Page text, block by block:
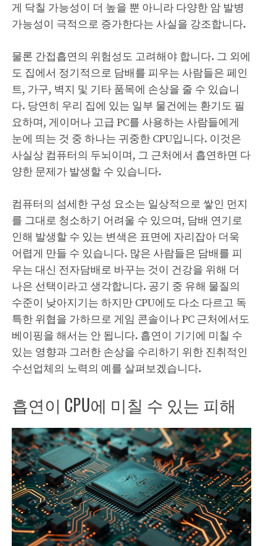
게 닥칠 가능성이 더 높을 뿐 아니라 다양한 암 발병
가능성이 극적으로 증가한다는 사실을 강조합니다.
물론 간접흡연의 위험성도 고려해야 합니다. 그 외에
도 집에서 정기적으로 담배를 피우는 사람들은 페인
트, 가구, 벽지 및 기타 품목에 손상을 줄 수 있습니
다. 당연히 우리 집에 있는 일부 물건에는 환기도 필
요하며, 게이머나 고급 PC를 사용하는 사람들에게
눈에 띄는 것 중 하나는 귀중한 CPU입니다. 이것은
사실상 컴퓨터의 두뇌이며, 그 근처에서 흡연하면 다
양한 문제가 발생할 수 있습니다.
컴퓨터의 섬세한 구성 요소는 일상적으로 쌓인 먼지
를 그대로 청소하기 어려울 수 있으며, 담배 연기로
인해 발생할 수 있는 변색은 표면에 자리잡아 더욱
어렵게 만들 수 있습니다. 많은 사람들은 담배를 피
우는 대신 전자담배로 바꾸는 것이 건강을 위해 더
나은 선택이라고 생각합니다. 공기 중 유해 물질의
수준이 낮아지기는 하지만 CPU에도 다소 다르고 독
특한 위협을 가하므로 게임 콘솔이나 PC 근처에서도
베이핑을 해서는 안 됩니다. 흡연이 기기에 미칠 수
있는 영향과 그러한 손상을 수리하기 위한 진취적인
수선업체의 노력의 예를 살펴보겠습니다.
흡연이 CPU에 미칠 수 있는 피해